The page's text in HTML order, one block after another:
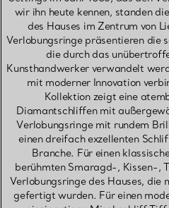
wir ihn heute kennen, standen
des Hauses im Zentrum von
Verlobungsringe präsentieren die
die durch das
Kunsthandwerker verwandelt
mit moderner Innovation
Kollektion zeigt eine
Diamantschliffen mit
Verlobungsringe mit rundem
einen dreifach exzellenten
Branche. Für einen
berühmten Smaragd-, Kissen-,
Verlobungsringe des Hauses, die
gefertigt wurden. Für einen